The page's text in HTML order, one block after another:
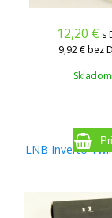
12,20 € s
9,92 €bez
Skladom